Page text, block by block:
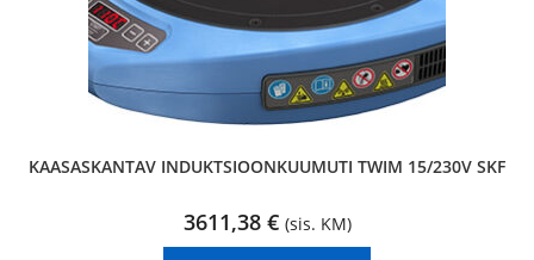
KAASASKANTAV INDUKTSIOONKUUMUTI TWIM 15/230V SKF
3611,38 € (sis. KM)